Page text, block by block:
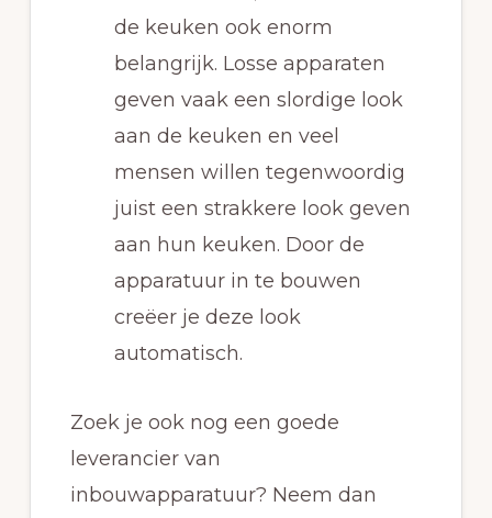
de keuken ook enorm
belangrijk. Losse apparaten
geven vaak een slordige look
aan de keuken en veel
mensen willen tegenwoordig
juist een strakkere look geven
aan hun keuken. Door de
apparatuur in te bouwen
creëer je deze look
automatisch.
Zoek je ook nog een goede
leverancier van
inbouwapparatuur? Neem dan